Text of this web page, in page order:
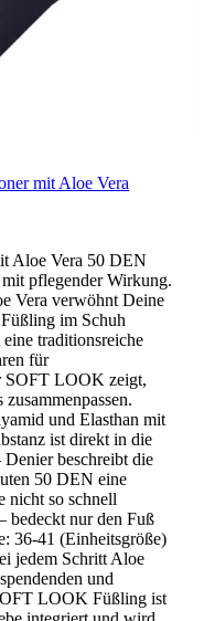
mit Aloe Vera
Aloe Vera 50 DEN
pflegender Wirkung.
Vera verwöhnt Deine
im Schuh
traditionsreiche
für
SOFT LOOK zeigt,
und Elasthan mit
ist direkt in die
beschreibt die
50 DEN eine
nicht so schnell
bedeckt nur den Fuß
36-41 (Einheitsgröße)
jedem Schritt Aloe
und
LOOK Füßling ist